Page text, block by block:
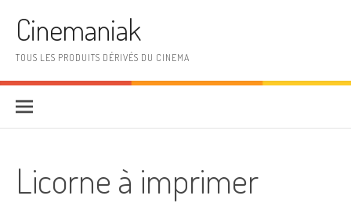
Cinemaniak
TOUS LES PRODUITS DÉRIVÉS DU CINEMA
Licorne à imprimer